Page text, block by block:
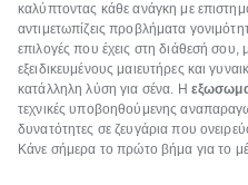
καλύπτοντας κάθε ανάγκη με
αντιμετωπίζεις προβλήματα
επιλογές που έχεις στη διάθεσή σου,
εξειδικευμένους μαιευτήρες και
κατάλληλη λύση για σένα. Η
τεχνικές υποβοηθούμενης
δυνατότητες σε ζευγάρια που
Κάνε σήμερα το πρώτο βήμα για το